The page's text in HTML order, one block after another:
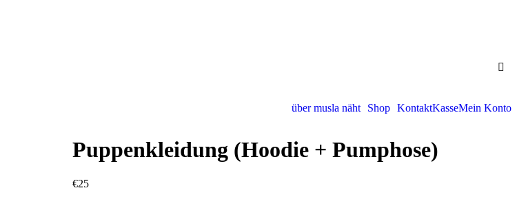
über musla näht Shop KontaktKasseMein Konto
Puppenkleidung (Hoodie + Pumphose)
€25